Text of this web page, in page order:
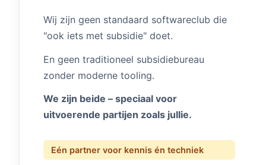
Wij zijn geen standaard softwareclub die
"ook iets met subsidie" doet.
En geen traditioneel subsidiebureau
zonder moderne tooling.
We zijn beide – speciaal voor
uitvoerende partijen zoals jullie.
Eén partner voor kennis én techniek